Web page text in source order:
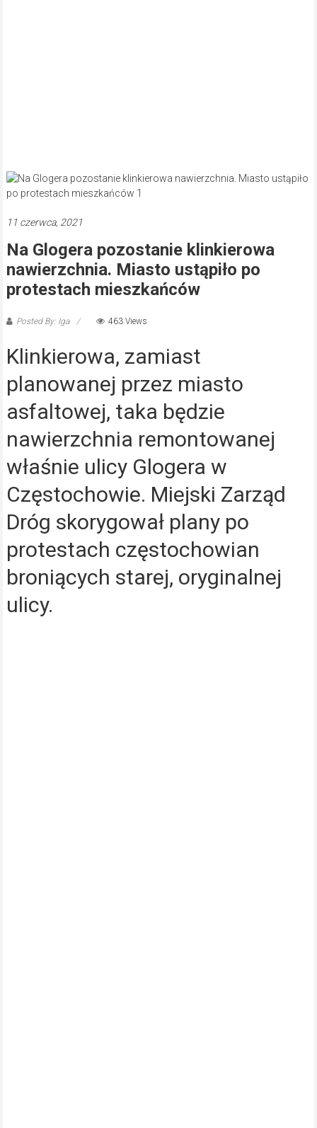
11 czerwca, 2021
Na Glogera pozostanie klinkierowa
nawierzchnia. Miasto ustąpiło po
protestach mieszkańców
Posted By: Iga 463 Views
Klinkierowa, zamiast
planowanej przez miasto
asfaltowej, taka będzie
nawierzchnia remontowanej
właśnie ulicy Glogera w
Częstochowie. Miejski Zarząd
Dróg skorygował plany po
protestach częstochowian
broniących starej, oryginalnej
ulicy.